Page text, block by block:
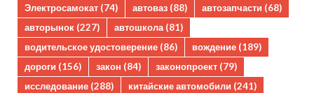
Электросамокат (74) автоваз (88) автозапчасти (68)
авторынок (227) автошкола(81)
водительское удостоверение (86) вождение (189)
дороги (156) закон (84) законопроект (79)
исследование (288) китайские автомобили (241)